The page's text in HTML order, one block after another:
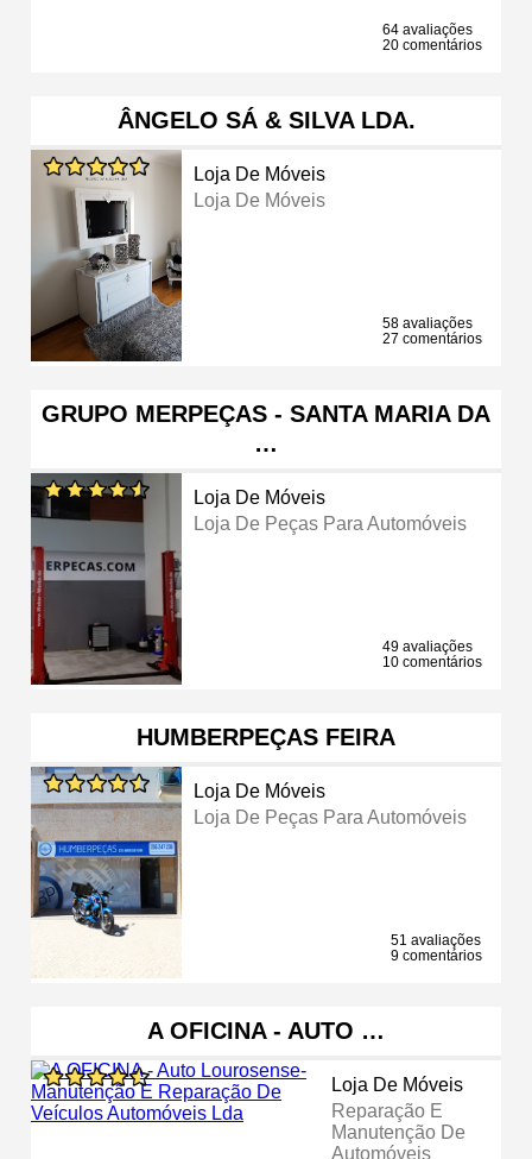
64 avaliações
20 comentários
ÂNGELO SÁ & SILVA LDA.
Loja De Móveis
Loja De Móveis
58 avaliações
27 comentários
GRUPO MERPEÇAS - SANTA MARIA DA
…
Loja De Móveis
Loja De Peças Para Automóveis
49 avaliações
10 comentários
HUMBERPEÇAS FEIRA
Loja De Móveis
Loja De Peças Para Automóveis
51 avaliações
9 comentários
A OFICINA - AUTO …
Loja De Móveis
Reparação E
Manutenção De
Automóveis